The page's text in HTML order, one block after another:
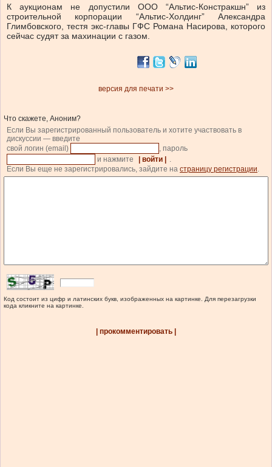
К аукционам не допустили ООО “Альтис-Констракшн” из
строительной корпорации “Альтис-Холдинг” Александра
Глимбовского, тестя экс-главы ГФС Романа Насирова, которого
сейчас судят за махинации с газом.
версия для печати >>
Что скажете, Аноним?
Если Вы зарегистрированный пользователь и хотите участвовать в
дискуссии — введите
свой логин (email)
, пароль
и нажмите
| войти |
.
Если Вы еще не зарегистрировались, зайдите на страницу регистрации.
Код состоит из цифр и латинских букв, изображенных на картинке. Для перезагрузки
кода кликните на картинке.
| прокомментировать |